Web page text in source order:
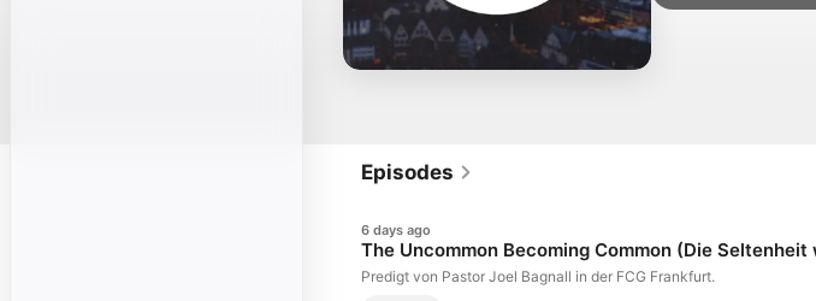
Episodes
6 days ago
The Uncommon Becoming Common (Die
Predigt von Pastor Joel Bagnall in der FCG Frankfurt.